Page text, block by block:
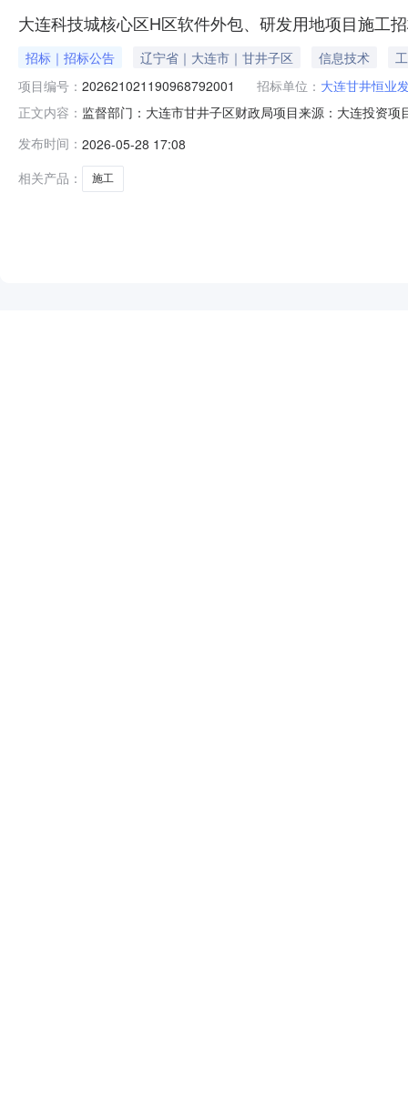
大连科技城核心区H区软件外包、研发用地项目施工
招标｜招标公告 辽宁省｜大连市｜甘井子区 信息技术
项目编号： 202621021190968792001 招标单位： 大连甘井恒业
正文内容： 监督部门：大连市甘井子区财政局项目来源：大连投资
标段（包）数量：1项目规模：产业项目办公楼。项目总
（包）编号：2
发布时间： 2026-05-28 17:08
相关产品：
施工